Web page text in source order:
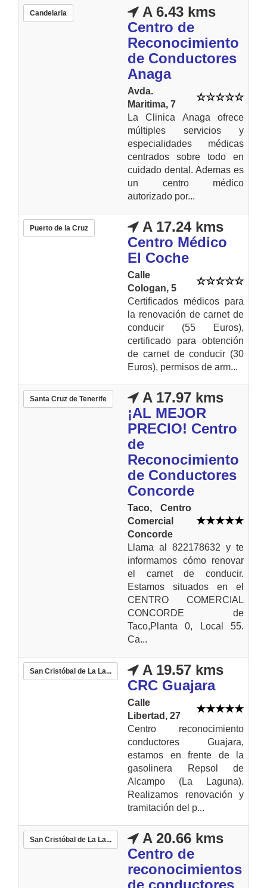
Candelaria
A 6.43 kms
Centro de
Reconocimiento
de Conductores
Anaga
Avda.
Maritima, 7
La Clinica Anaga ofrece
múltiples servicios y
especialidades médicas
centrados sobre todo en
cuidado dental. Ademas es
un centro médico
autorizado por...
Puerto de la Cruz
A 17.24 kms
Centro Médico
El Coche
Calle
Cologan, 5
Certificados médicos para
la renovación de carnet de
conducir (55 Euros),
certificado para obtención
de carnet de conducir (30
Euros), permisos de arm...
Santa Cruz de Tenerife
A 17.97 kms
¡AL MEJOR
PRECIO! Centro
de
Reconocimiento
de Conductores
Concorde
Taco, Centro
Comercial
Concorde
Llama al 822178632 y te
informamos cómo renovar
el carnet de conducir.
Estamos situados en el
CENTRO COMERCIAL
CONCORDE de
Taco,Planta 0, Local 55.
Ca...
San Cristóbal de La La...
A 19.57 kms
CRC Guajara
Calle
Libertad, 27
Centro reconocimiento
conductores Guajara,
estamos en frente de la
gasolinera Repsol de
Alcampo (La Laguna).
Realizamos renovación y
tramitación del p...
San Cristóbal de La La...
A 20.66 kms
Centro de
reconocimientos
de conductores